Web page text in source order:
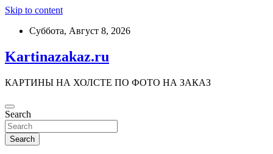
Skip to content
Суббота, Август 8, 2026
Kartinazakaz.ru
КАРТИНЫ НА ХОЛСТЕ ПО ФОТО НА ЗАКАЗ
Search
Search